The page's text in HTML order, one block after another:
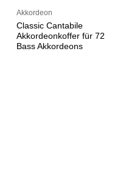
Akkordeon
Classic Cantabile
Akkordeonkoffer für 72
Bass Akkordeons